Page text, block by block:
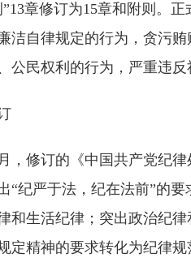
章修订为15章和附则。
洁自律规定的行为，贪污
公民权利的行为，严重违
修订的《中国共产党纪律
“纪严于法，纪在法前”的
和生活纪律；突出政治纪
定精神的要求转化为纪律